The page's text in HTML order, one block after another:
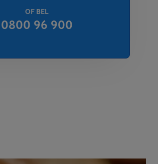
OF BEL
0800 96 900